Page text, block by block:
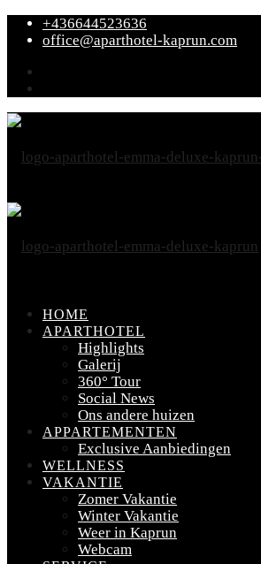
+436644523636
office@aparthotel-kaprun.com
HOME
APARTHOTEL
Highlights
Galerij
360° Tour
Social News
Ons andere huizen
APPARTEMENTEN
Exclusive Aanbiedingen
WELLNESS
VAKANTIE
Zomer Vakantie
Winter Vakantie
Weer in Kaprun
Webcam